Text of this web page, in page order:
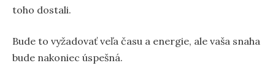
toho dostali.
Bude to vyžadovať veľa času a energie, ale vaša snaha
bude nakoniec úspešná.